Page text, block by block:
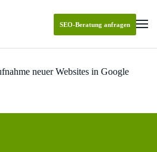
SEO-Beratung anfragen
neuer Websites in Google